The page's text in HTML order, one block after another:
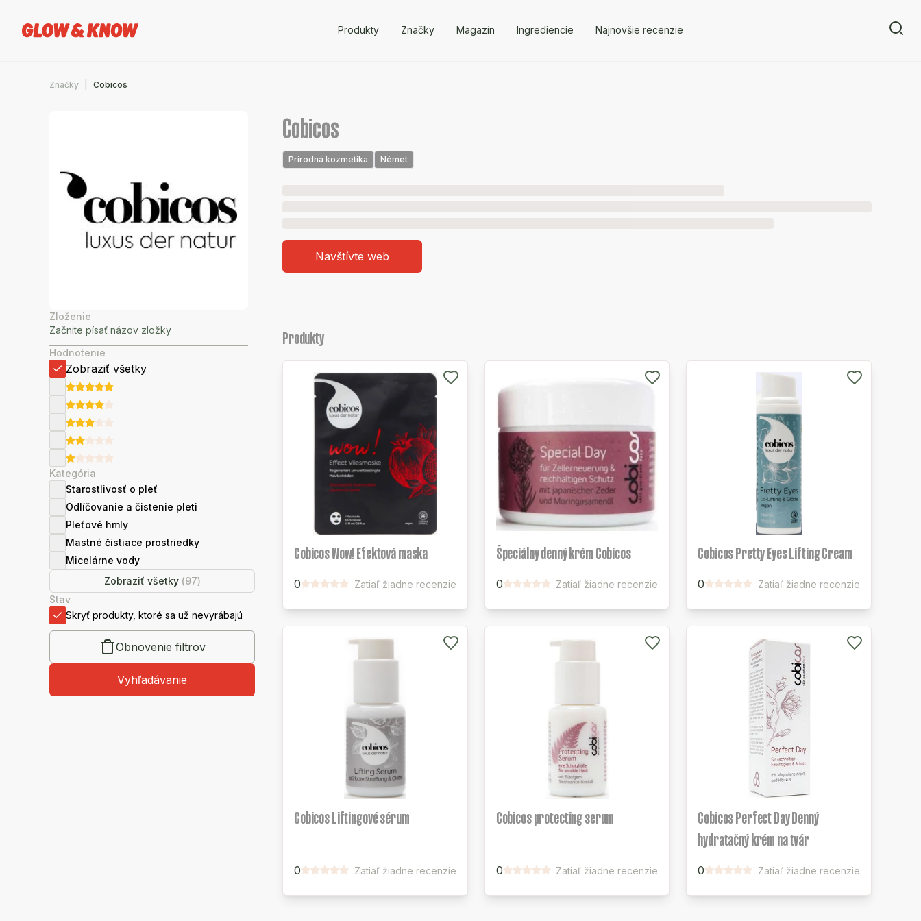
Produkty Značky Magazín Ingrediencie Najnovšie recenzie
Značky Cobicos
Zloženie
Hodnotenie
Zobraziť všetky
Kategória
Starostlivosť o pleť
Odlíčovanie a čistenie pleti
Pleťové hmly
Mastné čistiace prostriedky
Micelárne vody
Zobraziť všetky (97)
Stav
Skryť produkty, ktoré sa už nevyrábajú
Obnovenie filtrov
Vyhľadávanie
Cobicos
Prírodná kozmetika Német
Navštívte web
Produkty
Cobicos Wow! Efektová maska
0 Zatiaľ žiadne recenzie
Špeciálny denný krém Cobicos
0 Zatiaľ žiadne recenzie
Cobicos Pretty Eyes Lifting Cream
0 Zatiaľ žiadne recenzie
Cobicos Liftingové sérum
0 Zatiaľ žiadne recenzie
Cobicos protecting serum
0 Zatiaľ žiadne recenzie
Cobicos Perfect Day Denný
hydratačný krém na tvár
0 Zatiaľ žiadne recenzie